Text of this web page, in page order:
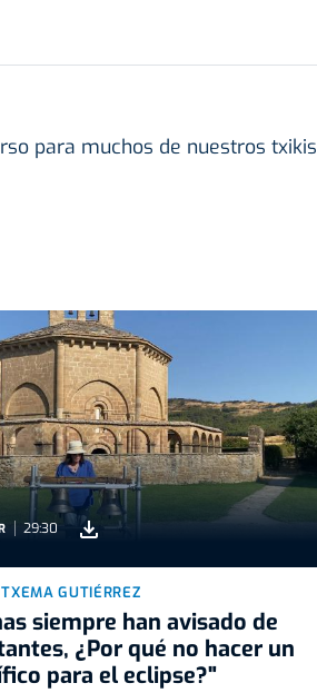
para muchos de nuestros txikis
29:30
GUTIÉRREZ
siempre han avisado de
¿Por qué no hacer un
para el eclipse?"